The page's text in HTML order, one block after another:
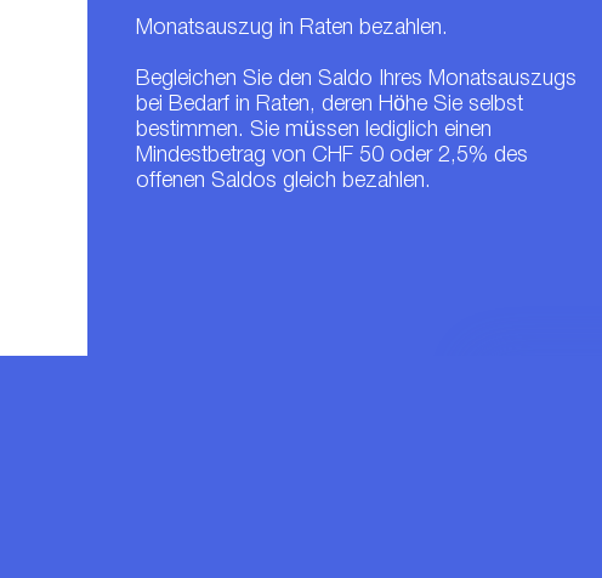
Monatsauszug in Raten bezahlen.
Begleichen Sie den Saldo Ihres Monatsauszugs
bei Bedarf in Raten, deren Höhe Sie selbst
bestimmen. Sie müssen lediglich einen
Mindestbetrag von CHF 50 oder 2,5% des
offenen Saldos gleich bezahlen.